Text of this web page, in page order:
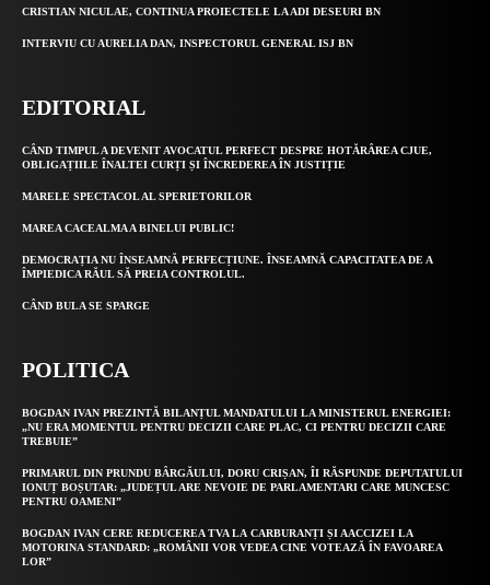
CRISTIAN NICULAE, CONTINUA PROIECTELE LA ADI DESEURI BN
INTERVIU CU AURELIA DAN, INSPECTORUL GENERAL ISJ BN
EDITORIAL
CÂND TIMPUL A DEVENIT AVOCATUL PERFECT DESPRE HOTĂRÂREA CJUE,
OBLIGAȚIILE ÎNALTEI CURȚI ȘI ÎNCREDEREA ÎN JUSTIȚIE
MARELE SPECTACOL AL SPERIETORILOR
MAREA CACEALMA A BINELUI PUBLIC!
DEMOCRAȚIA NU ÎNSEAMNĂ PERFECȚIUNE. ÎNSEAMNĂ CAPACITATEA DE A
ÎMPIEDICA RĂUL SĂ PREIA CONTROLUL.
CÂND BULA SE SPARGE
POLITICA
BOGDAN IVAN PREZINTĂ BILANȚUL MANDATULUI LA MINISTERUL ENERGIEI:
„NU ERA MOMENTUL PENTRU DECIZII CARE PLAC, CI PENTRU DECIZII CARE
TREBUIE”
PRIMARUL DIN PRUNDU BÂRGĂULUI, DORU CRIȘAN, ÎI RĂSPUNDE DEPUTATULUI
IONUȚ BOȘUTAR: „JUDEȚUL ARE NEVOIE DE PARLAMENTARI CARE MUNCESC
PENTRU OAMENI”
BOGDAN IVAN CERE REDUCEREA TVA LA CARBURANȚI ȘI AACCIZEI LA
MOTORINA STANDARD: „ROMÂNII VOR VEDEA CINE VOTEAZĂ ÎN FAVOAREA
LOR”